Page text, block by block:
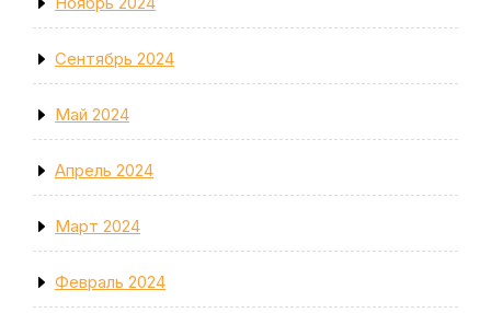
Сентябрь 2024
Май 2024
Апрель 2024
Март 2024
Февраль 2024